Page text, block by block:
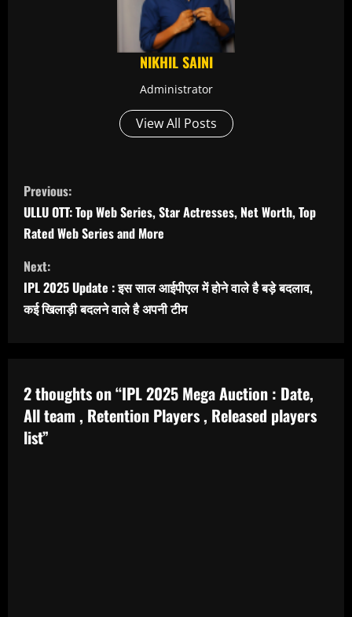
NIKHIL SAINI
Administrator
View All Posts
C
o
n
t
i
u
e
R
Previous:
ULLU OTT: Top Web Series, Star Actresses, Net Worth, Top
Rated Web Series and More
Next:
IPL 2025 Update : इस साल आईपीएल में होने वाले है बड़े बदलाव,
कई खिलाड़ी बदलने वाले है अपनी टीम
2 thoughts on “IPL 2025 Mega Auction : Date,
All team , Retention Players , Released players
list”